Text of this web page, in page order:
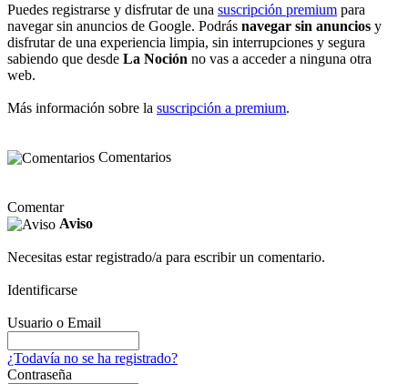
Puedes registrarse y disfrutar de una suscripción premium para
navegar sin anuncios de Google. Podrás navegar sin anuncios y
disfrutar de una experiencia limpia, sin interrupciones y segura
sabiendo que desde La Noción no vas a acceder a ninguna otra
web.
Más información sobre la suscripción a premium.
Comentarios
Comentar
Aviso
Necesitas estar registrado/a para escribir un comentario.
Identificarse
Usuario o Email
¿Todavía no se ha registrado?
Contraseña